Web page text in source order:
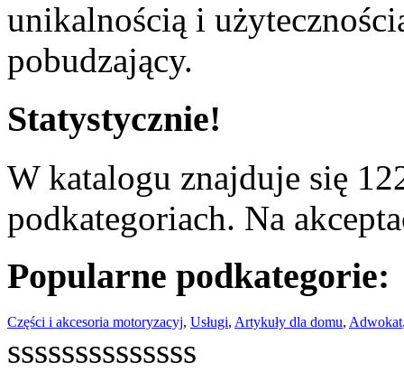
unikalnością i
pobudzający.
Statystycznie!
W katalogu znajduje się
podkategoriach. Na
Popularne podkategorie:
Części i akcesoria motoryzacyj, Usługi, Artykuły dla domu, Adwokat
ssssssssssssss